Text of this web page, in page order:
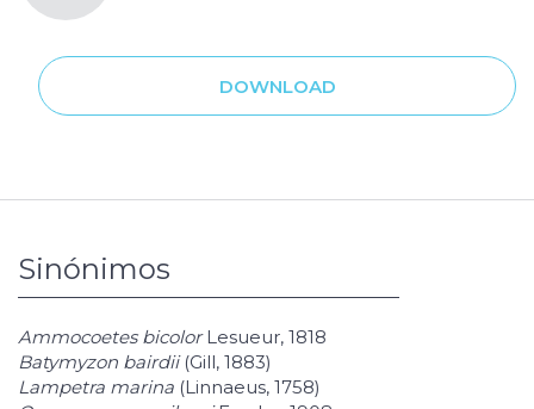
DOWNLOAD
Sinónimos
Ammocoetes bicolorLesueur, 1818
Batymyzon bairdii(Gill, 1883)
Lampetra marina (Linnaeus, 1758)